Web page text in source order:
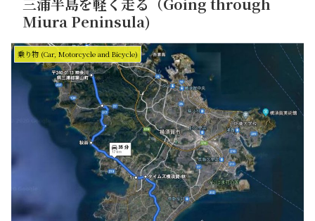
三浦半島を軽く走る（Going through
Miura Peninsula)
乗り物 (Car, Motorcycle and Bicycle)